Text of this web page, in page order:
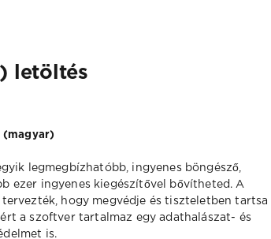
letöltés
(magyar)
legmegbízhatóbb, ingyenes böngésző,
ezer ingyenes kiegészítővel bővítheted. A
hogy megvédje és tiszteletben tartsa
a szoftver tartalmaz egy adathalászat- és
is.